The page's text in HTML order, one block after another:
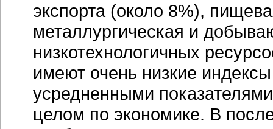
экспорта (около 8%),
металлургическая и
низкотехнологичных
имеют очень низкие
усредненными
целом по экономике. В